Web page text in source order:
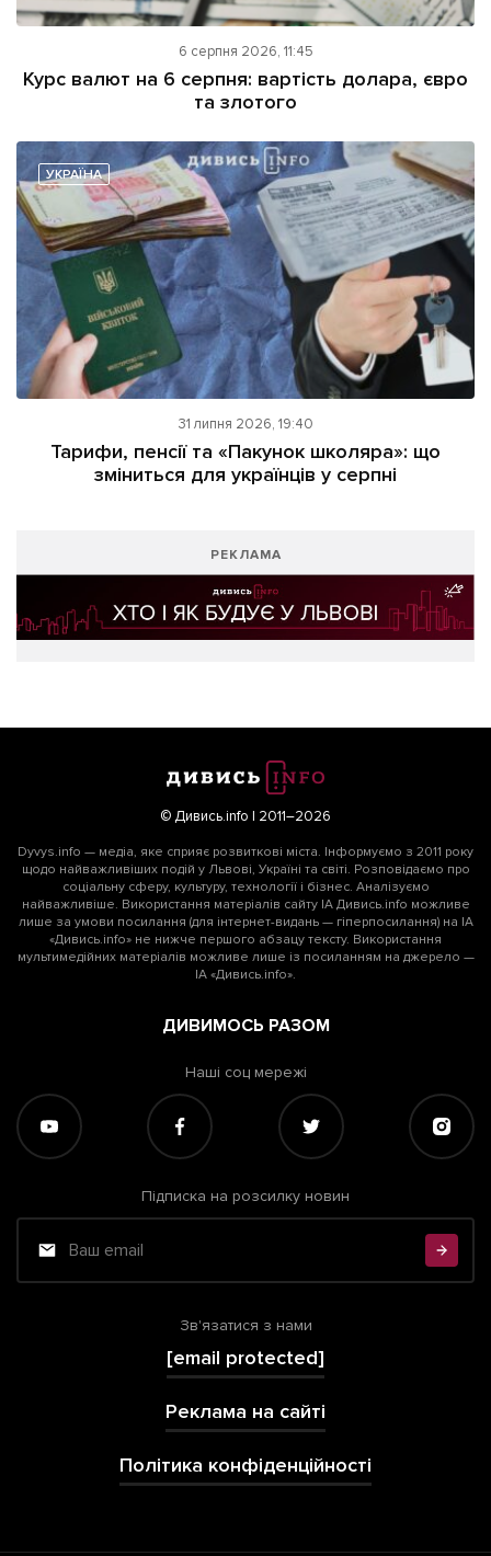
6 серпня 2026, 11:45
Курс валют на 6 серпня: вартість долара, євро
та злотого
УКРАЇНА
31 липня 2026, 19:40
Тарифи, пенсії та «Пакунок школяра»: що
зміниться для українців у серпні
РЕКЛАМА
© Дивись.info | 2011–2026
Dyvys.info — медіа, яке сприяє розвиткові міста. Інформуємо з 2011 року
щодо найважливіших подій у Львові, Україні та світі. Розповідаємо про
соціальну сферу, культуру, технології і бізнес. Аналізуємо
найважливіше. Використання матеріалів сайту ІА Дивись.info можливе
лише за умови посилання (для інтернет-видань — гіперпосилання) на ІА
«Дивись.info» не нижче першого абзацу тексту. Використання
мультимедійних матеріалів можливе лише із посиланням на джерело —
ІА «Дивись.info».
ДИВИМОСЬ РАЗОМ
Наші соц мережі
Підписка на розсилку новин
Зв'язатися з нами
[email protected]
Реклама на сайті
Політика конфіденційності